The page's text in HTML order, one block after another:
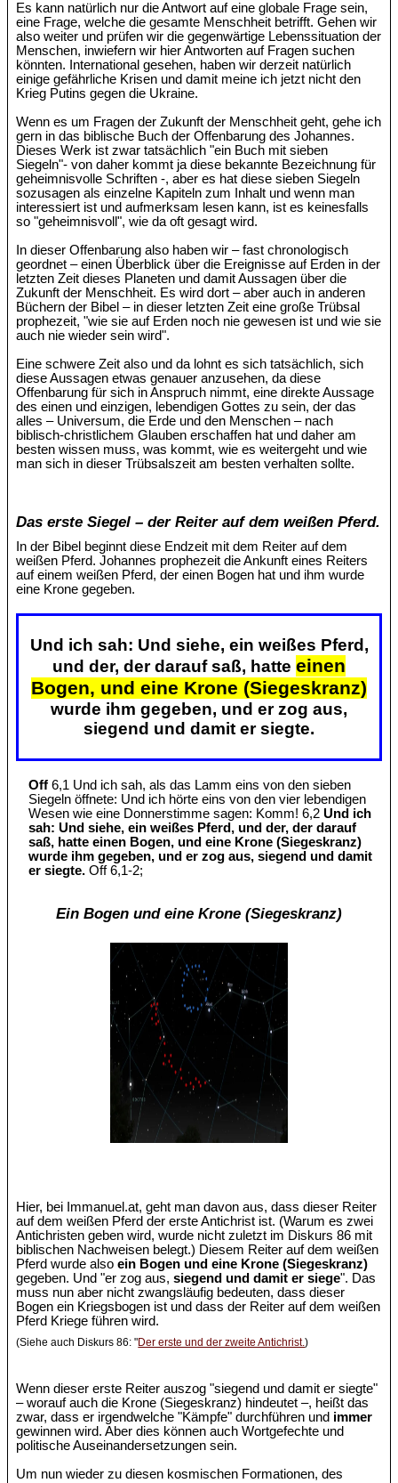
Es kann natürlich nur die Antwort auf eine globale Frage sein,
eine Frage, welche die gesamte Menschheit betrifft. Gehen wir
also weiter und prüfen wir die gegenwärtige Lebenssituation der
Menschen, inwiefern wir hier Antworten auf Fragen suchen
könnten. International gesehen, haben wir derzeit natürlich
einige gefährliche Krisen und damit meine ich jetzt nicht den
Krieg Putins gegen die Ukraine.
Wenn es um Fragen der Zukunft der Menschheit geht, gehe ich
gern in das biblische Buch der Offenbarung des Johannes.
Dieses Werk ist zwar tatsächlich "ein Buch mit sieben
Siegeln"- von daher kommt ja diese bekannte Bezeichnung für
geheimnisvolle Schriften -, aber es hat diese sieben Siegeln
sozusagen als einzelne Kapiteln zum Inhalt und wenn man
interessiert ist und aufmerksam lesen kann, ist es keinesfalls
so "geheimnisvoll", wie da oft gesagt wird.
In dieser Offenbarung also haben wir – fast chronologisch
geordnet – einen Überblick über die Ereignisse auf Erden in der
letzten Zeit dieses Planeten und damit Aussagen über die
Zukunft der Menschheit. Es wird dort – aber auch in anderen
Büchern der Bibel – in dieser letzten Zeit eine große Trübsal
prophezeit, "wie sie auf Erden noch nie gewesen ist und wie sie
auch nie wieder sein wird".
Eine schwere Zeit also und da lohnt es sich tatsächlich, sich
diese Aussagen etwas genauer anzusehen, da diese
Offenbarung für sich in Anspruch nimmt, eine direkte Aussage
des einen und einzigen, lebendigen Gottes zu sein, der das
alles – Universum, die Erde und den Menschen – nach
biblisch-christlichem Glauben erschaffen hat und daher am
besten wissen muss, was kommt, wie es weitergeht und wie
man sich in dieser Trübsalszeit am besten verhalten sollte.
Das erste Siegel – der Reiter auf dem weißen Pferd.
In der Bibel beginnt diese Endzeit mit dem Reiter auf dem
weißen Pferd. Johannes prophezeit die Ankunft eines Reiters
auf einem weißen Pferd, der einen Bogen hat und ihm wurde
eine Krone gegeben.
Und ich sah: Und siehe, ein weißes Pferd,
und der, der darauf saß, hatte einen
Bogen, und eine Krone (Siegeskranz)
wurde ihm gegeben, und er zog aus,
siegend und damit er siegte.
Off 6,1 Und ich sah, als das Lamm eins von den sieben
Siegeln öffnete: Und ich hörte eins von den vier lebendigen
Wesen wie eine Donnerstimme sagen: Komm! 6,2Und ich
sah: Und siehe, ein weißes Pferd, und der, der darauf
saß, hatte einen Bogen, und eine Krone (Siegeskranz)
wurde ihm gegeben, und er zog aus, siegend und damit
er siegte. Off 6,1-2;
Ein Bogen und eine Krone (Siegeskranz)
Hier, bei Immanuel.at, geht man davon aus, dass dieser Reiter
auf dem weißen Pferd der erste Antichrist ist. (Warum es zwei
Antichristen geben wird, wurde nicht zuletzt im Diskurs 86 mit
biblischen Nachweisen belegt.) Diesem Reiter auf dem weißen
Pferd wurde alsoein Bogen und eine Krone (Siegeskranz)
gegeben. Und "er zog aus,siegend und damit er siege". Das
muss nun aber nicht zwangsläufig bedeuten, dass dieser
Bogen ein Kriegsbogen ist und dass der Reiter auf dem weißen
Pferd Kriege führen wird.
(Siehe auch Diskurs 86: "Der erste und der zweite Antichrist.)
Wenn dieser erste Reiter auszog "siegend und damit er siegte"
– worauf auch die Krone (Siegeskranz) hindeutet –, heißt das
zwar, dass er irgendwelche "Kämpfe" durchführen und immer
gewinnen wird. Aber dies können auch Wortgefechte und
politische Auseinandersetzungen sein.
Um nun wieder zu diesen kosmischen Formationen, des